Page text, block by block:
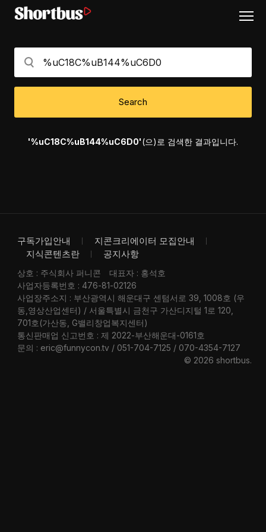
Search
'%uC18C%uB144%uC6D0'(으)로 검색한 결과입니다.
구독가입안내
지콘크리에이터 모집안내
지식콘텐츠란
공지사항
상호 : 주식회사 퍼니콘
대표자 : 홍석호
사업자등록번호 : 476-81-02126
사업장주소지 : 부산광역시 해운대구 센텀서로 39, 1008호 (우
동,영상산업센터) / 서울특별시 금천구 가산디지털 1로 120,
701호(가산동, G밸리창업복지센터)
통신판매업 신고번호 : 제 2022-부산해운대-0161호
문의 : eric@funnycon.tv / 051-704-7125 / 070-4354-7127
© 2026 shortbus.